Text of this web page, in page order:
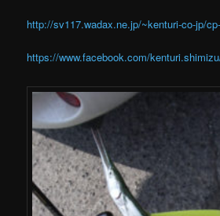
http://sv117.wadax.ne.jp/~kenturi-co-jp/
https://www.facebook.com/